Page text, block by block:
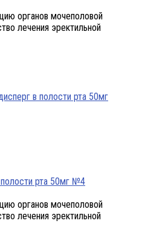
органов мочеполовой
лечения эректильной
рта 50мг №4
органов мочеполовой
лечения эректильной